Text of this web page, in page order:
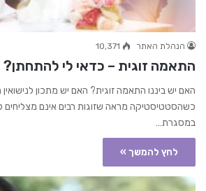
הנהלת האתר 10,371
התאמה זוגית – כדאי לי להתחתן?
האם יש ביננו התאמה זוגית? האם יש מתכון לנישואין
כשהסטטיסטיקה מראה שזוגות רבים אינם מצליחים
במסגרת…
לחץ להמשך »